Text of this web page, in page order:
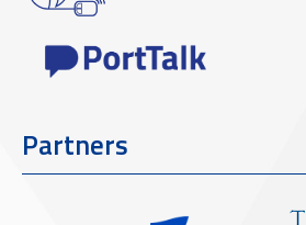
Partners